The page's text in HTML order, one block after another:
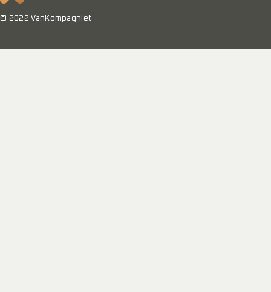
© 2022 VanKompagniet